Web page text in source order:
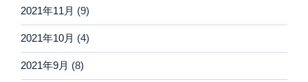
2021年11月 (9)
2021年10月 (4)
2021年9月 (8)